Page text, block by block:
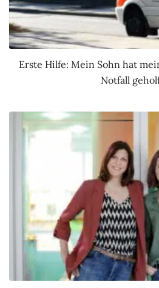
Erste Hilfe: Mein Sohn hat
Notfall